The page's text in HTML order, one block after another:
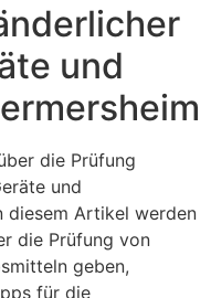
und
die Prüfung
und
diesem Artikel werden
die Prüfung von
geben,
für die